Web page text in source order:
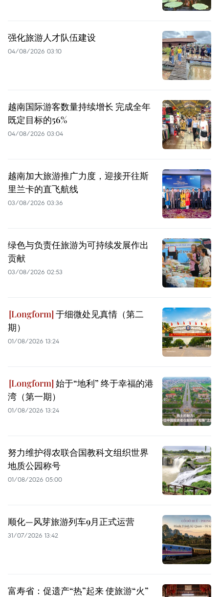
强化旅游人才队伍建设
04/08/2026 03:10
越南国际游客数量持续增长 完成全年
既定目标的56%
04/08/2026 03:04
越南加大旅游推广力度，迎接开往斯
里兰卡的直飞航线
03/08/2026 03:36
绿色与负责任旅游为可持续发展作出
贡献
03/08/2026 02:53
于细微处见真情（第二
期）
01/08/2026 13:24
始于“地利” 终于幸福的港
湾（第一期）
01/08/2026 13:24
努力维护得农联合国教科文组织世界
地质公园称号
01/08/2026 05:00
顺化—风芽旅游列车9月正式运营
31/07/2026 13:42
富寿省：促遗产“热”起来 使旅游“火”